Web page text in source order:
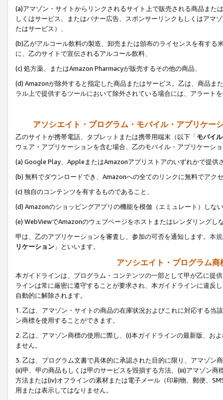
(a)アマゾン・サイトからリンクされるサイト上で販売される商品ま
しくはサービス、またはバナー広告、スポンサーリンクもしくはアマ
たはサービス）、
(b)乙がアルコール飲料の製造、卸売または頒布のライセンスを有す
に、乙のサイトで宣伝されるアルコール飲料、
(c) 処方薬、またはAmazon Pharmacyが販売するその他の商品、
(d) Amazonが除外すると指定した商品またはサービス。乙は、商品ま
ラル上で提供するツールにおいて除外されている場合には、アラート
アソシエイト・プログラム・モバイル・アプリケー
乙のサイトが携帯電話、タブレットまたは携帯用端末（以下「モバイ
ウェア・アプリケーションを含む場合、乙のモバイル・アプリケーシ
(a) Google Play、AppleまたはAmazonアプリストアのいずれかで提供
(b) 無料でダウンロードでき、Amazonへの全てのリンクに無料でアク
(c) 独自のコンテンツを有するものであること、
(d) Amazonのショッピングアプリの機能を模倣（エミュレート）しな
(e) WebViewでAmazonのウェブページをホストまたはレンダリングし
甲は、乙のアプリケーションを審査し、参加の可否を通知します。 本
リケーション 」といいます。
アソシエイト・プログラム
本ガイドラインは、プログラム・コンテンツの一部として甲が乙に提
ラインは常に厳密に遵守することが要求され、本ガイドラインに違反
自動的に解除されます。
1. 乙は、アマゾン・サイトの商品の在庫状況およびこれに対応する
ン商標を使用することができます。
2. 乙は、アマゾン商標の使用に際し、(i)本ガイドラインの最新版、お
ません。
3. 乙は、プログラム文書で具体的に承認された目的に限り、アマゾン
(ii)甲、甲の商品もしくは甲のサービスを毀損する方法、(iii)アマゾン
方法または(iv)オフラインの素材または電子メール（印刷物、郵便、
用または表示してはなりません。